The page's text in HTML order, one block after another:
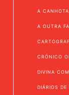
A CANHOTA
A OUTRA
CRÓNICO
DIVINA
DIÁRIOS DE